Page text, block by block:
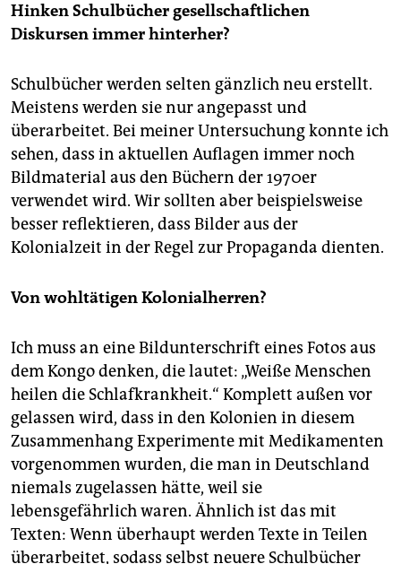
Hinken Schulbücher gesellschaftlichen
Diskursen immer hinterher?
Schulbücher werden selten gänzlich neu erstellt.
Meistens werden sie nur angepasst und
überarbeitet. Bei meiner Untersuchung konnte ich
sehen, dass in aktuellen Auflagen immer noch
Bildmaterial aus den Büchern der 1970er
verwendet wird. Wir sollten aber beispielsweise
besser reflektieren, dass Bilder aus der
Kolonialzeit in der Regel zur Propaganda dienten.
Von wohltätigen Kolonialherren?
Ich muss an eine Bildunterschrift eines Fotos aus
dem Kongo denken, die lautet: „Weiße Menschen
heilen die Schlafkrankheit.“ Komplett außen vor
gelassen wird, dass in den Kolonien in diesem
Zusammenhang Experimente mit Medikamenten
vorgenommen wurden, die man in Deutschland
niemals zugelassen hätte, weil sie
lebensgefährlich waren. Ähnlich ist das mit
Texten: Wenn überhaupt werden Texte in Teilen
überarbeitet, sodass selbst neuere Schulbücher